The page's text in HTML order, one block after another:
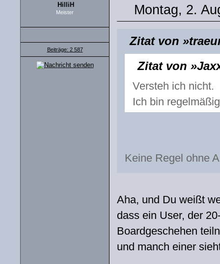
HilliH
Meister
Beiträge: 2 587
Montag, 2.
Zitat von
Zitat von
Versteh ich nicht.
Ich bin
Keine Regel ohne
Aha, und Du weißt
dass ein User, der
Boardgeschehen
und manch einer